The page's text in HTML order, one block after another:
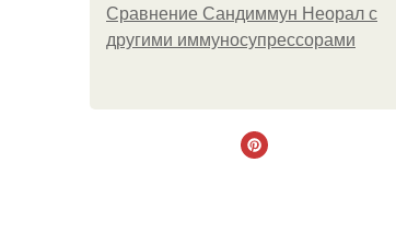
Сравнение Сандиммун Неорал с
другими иммуносупрессорами